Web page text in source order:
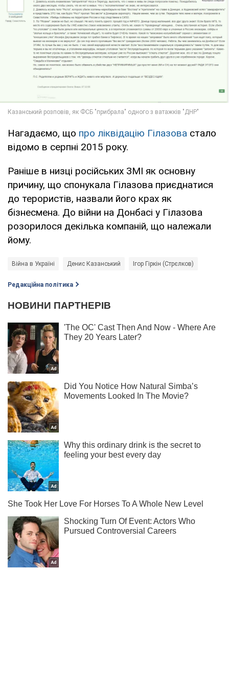
Нагадаємо, що про ліквідацію Гілазова стало
відомо в серпні 2015 року.
Раніше в низці російських ЗМІ як основну
причину, що спонукала Гілазова приєднатися
до терористів, назвали його крах як
бізнесмена. До війни на Донбасі у Гілазова
розорилося декілька компаній, що належали
йому.
Війна в Україні Денис Казанський Ігор Гіркін (Стрєлков)
Редакційна політика